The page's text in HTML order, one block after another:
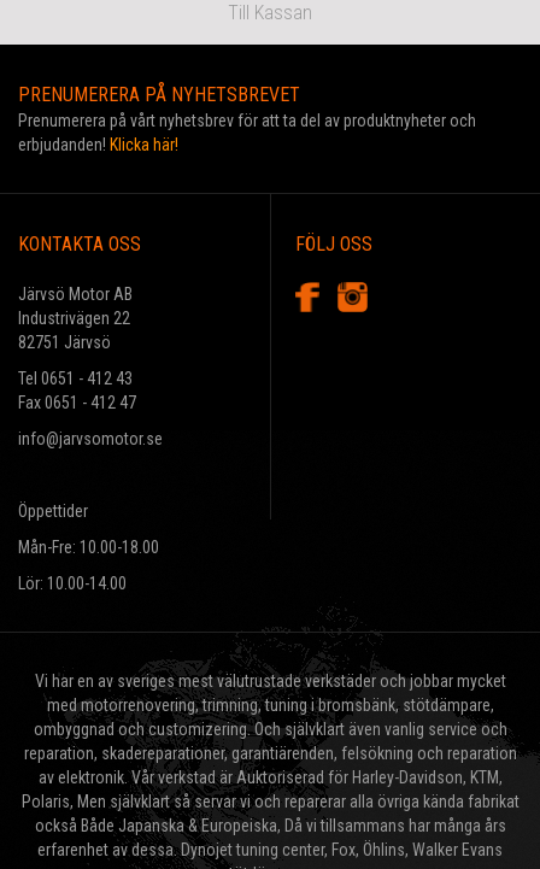
Till Kassan
PRENUMERERA PÅ NYHETSBREVET
Prenumerera på vårt nyhetsbrev för att ta del av produktnyheter och
erbjudanden! Klicka här!
KONTAKTA OSS
Järvsö Motor AB
Industrivägen 22
82751 Järvsö
Tel 0651 - 412 43
Fax 0651 - 412 47
info@jarvsomotor.se
Öppettider
Mån-Fre: 10.00-18.00
Lör: 10.00-14.00
FÖLJ OSS
Vi har en av sveriges mest välutrustade verkstäder och jobbar mycket
med motorrenovering, trimning, tuning i bromsbänk, stötdämpare,
ombyggnad och customizering. Och självklart även vanlig service och
reparation, skadereparationer, garantiärenden, felsökning och reparation
av elektronik. Vår verkstad är Auktoriserad för Harley-Davidson, KTM,
Polaris, Men självklart så servar vi och reparerar alla övriga kända fabrikat
också Både Japanska & Europeiska, Då vi tillsammans har många års
erfarenhet av dessa. Dynojet tuning center, Fox, Öhlins, Walker Evans